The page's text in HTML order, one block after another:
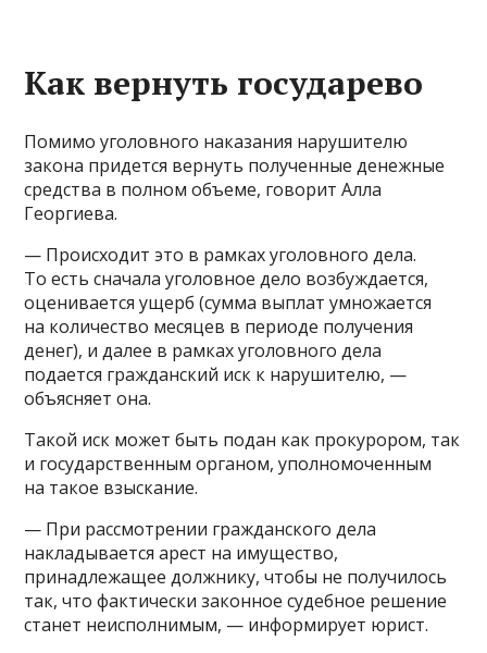
Как вернуть государево
Помимо уголовного наказания нарушителю
закона придется вернуть полученные денежные
средства в полном объеме, говорит Алла
Георгиева.
— Происходит это в рамках уголовного дела.
То есть сначала уголовное дело возбуждается,
оценивается ущерб (сумма выплат умножается
на количество месяцев в периоде получения
денег), и далее в рамках уголовного дела
подается гражданский иск к нарушителю, —
объясняет она.
Такой иск может быть подан как прокурором, так
и государственным органом, уполномоченным
на такое взыскание.
— При рассмотрении гражданского дела
накладывается арест на имущество,
принадлежащее должнику, чтобы не получилось
так, что фактически законное судебное решение
станет неисполнимым, — информирует юрист.